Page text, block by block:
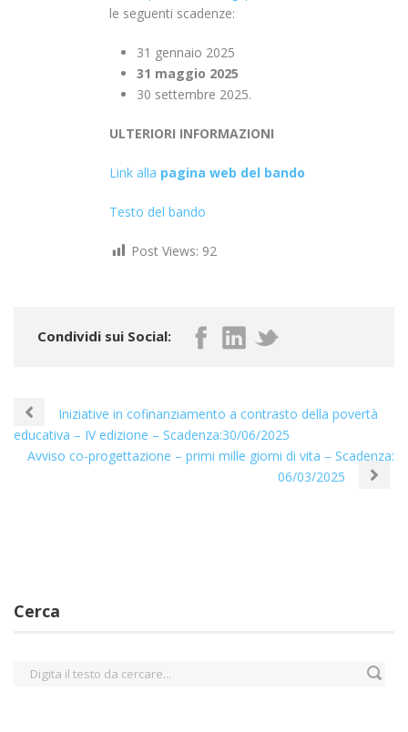
le seguenti scadenze:
31 gennaio 2025
31 maggio 2025
30 settembre 2025.
ULTERIORI INFORMAZIONI
Link alla pagina web del bando
Testo del bando
Post Views: 92
Condividi sui Social:
Iniziative in cofinanziamento a contrasto della povertà
educativa – IV edizione – Scadenza:30/06/2025
Avviso co-progettazione – primi mille giorni di vita – Scadenza:
06/03/2025
Cerca